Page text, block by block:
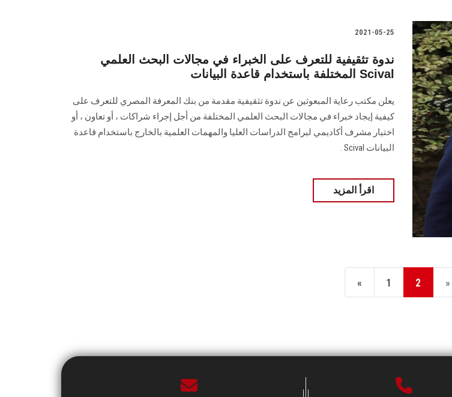
2021-05-25
ندوة تثقيفية للتعرف على الخبراء في مجالات البحث العلمي
المختلفة باستخدام قاعدة البيانات Scival
يعلن مكتب رعاية المبعوثين عن ندوة تثقيفية مقدمة من بنك المعرفة المصري للتعرف على
كيفية إيجاد خبراء في مجالات البحث العلمي المختلفة من أجل إجراء شراكات ، أو تعاون ، أو
اختيار مشرف أكاديمي لبرامج الدراسات العليا والمهمات العلمية بالخارج باستخدام قاعدة
البيانات Scival .
اقرأ المزيد
« 1 2 »